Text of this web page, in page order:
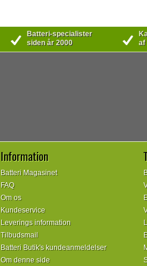
Batteri-specialister
siden år 2000
af
Information
Batteri Magasinet
FAQ
Om os
Kundeservice
Leverings information
Tilbudsmail
Batteri Butik's kundeanmeldelser
Om denne side